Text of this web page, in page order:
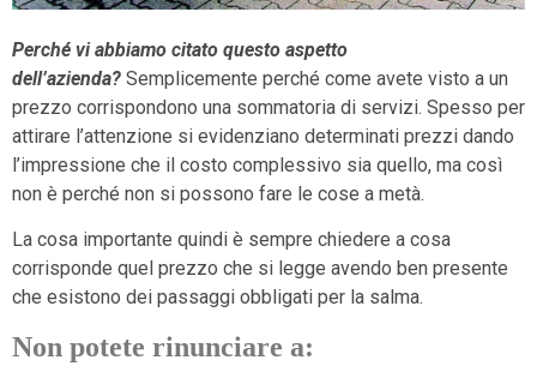
Perché vi abbiamo citato questo aspetto
dell’azienda? Semplicemente perché come avete visto a un
prezzo corrispondono una sommatoria di servizi. Spesso per
attirare l’attenzione si evidenziano determinati prezzi dando
l’impressione che il costo complessivo sia quello, ma così
non è perché non si possono fare le cose a metà.
La cosa importante quindi è sempre chiedere a cosa
corrisponde quel prezzo che si legge avendo ben presente
che esistono dei passaggi obbligati per la salma.
Non potete rinunciare a: